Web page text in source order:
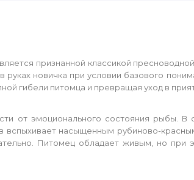
признанной классикой
новичка при условии базового
гибели питомца и превращая уход в
от эмоционального состояния рыбы.
вспыхивает насыщенным рубиново-
Питомец обладает живым, но при